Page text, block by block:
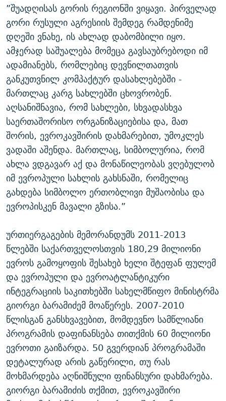
”შუადღისას გორის რეგიონში ვიყავი. პირველად
გორი რუსული აგრესიის შემდეგ რამდენიმე
დღეში ვნახე, ის ახლად დაბომბილი იყო.
ამჯერად საშუალება მომეცა გავსაუბრებოდი იმ
ადამიანებს, რომლებიც დევნილთათვის
განკუთვნილ კომპაქტურ დასახლებებში -
მართლაც კარგ სახლებში ცხოვრობენ.
აღსანიშნავია, რომ სახლები, სხვადასხვა
საერთაშორისო ორგანიზაციებისა და, მათ
შორის, ევროკავშირის დახმარებით, უმოკლეს
ვადაში აშენდა. მართლაც, სიმბოლურია, რომ
ახლა ვდგავარ აქ და მონაწილეობას ვღებულობ
იმ ევროპული სახლის გახსნაში, რომელიც
გახდება სიმბოლო ერთობლივი მუშაობისა და
ევროპისკენ მავალი გზისა.”
ურთიერგაგების მემორანდუმს 2011-2013
წლებში საქართველოსთვის 180,29 მილიონი
ევროს გამოყოფის შესახებ ხელი შტეფან ფულემ
და ევროპული და ევროატლანტიკური
ინტეგრაციის საკითხებში სახელმწიფო მინისტრმა
გიორგი ბარამიძემ მოაწერეს. 2007-2010
წლისგან განსხვავებით, მომდევნო სამწლიანი
პროგრამის დაფინანსება თითქმის 60 მილიონი
ევროთი გაიზარდა. 50 გვერდიან პროგრამაში
დეტალურად არის გაწერილი, თუ რას
მოხმარდება აღნიშნული ფინანსური დახმარება.
გიორგი ბარამიძის თქმით, ევროკავშირი